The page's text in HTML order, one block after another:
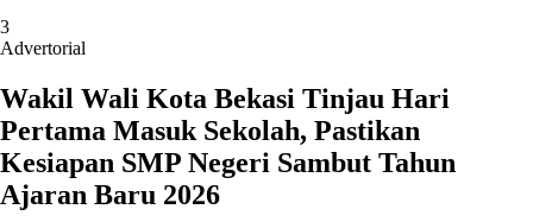
3
Advertorial
Wakil Wali Kota Bekasi Tinjau Hari
Pertama Masuk Sekolah, Pastikan
Kesiapan SMP Negeri Sambut Tahun
Ajaran Baru 2026